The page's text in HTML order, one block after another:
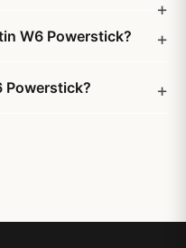
W6 Powerstick?
Powerstick?